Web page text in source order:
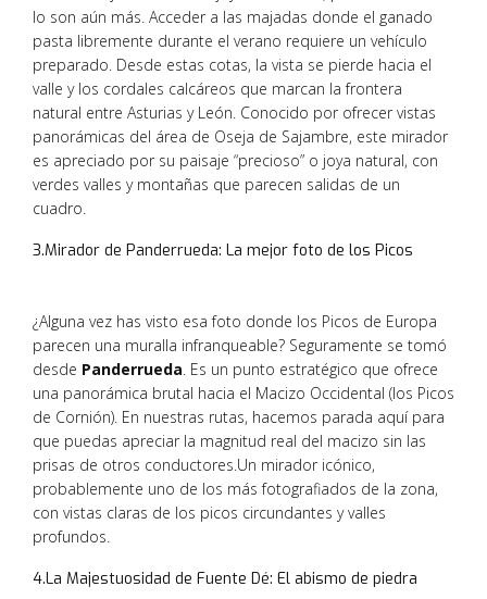
lo son aún más. Acceder a las majadas donde el ganado
pasta libremente durante el verano requiere un vehículo
preparado. Desde estas cotas, la vista se pierde hacia el
valle y los cordales calcáreos que marcan la frontera
natural entre Asturias y León. Conocido por ofrecer vistas
panorámicas del área de Oseja de Sajambre, este mirador
es apreciado por su paisaje “precioso” o joya natural, con
verdes valles y montañas que parecen salidas de un
cuadro.
3.Mirador de Panderrueda: La mejor foto de los Picos
¿Alguna vez has visto esa foto donde los Picos de Europa
parecen una muralla infranqueable? Seguramente se tomó
desde Panderrueda. Es un punto estratégico que ofrece
una panorámica brutal hacia el Macizo Occidental (los Picos
de Cornión). En nuestras rutas, hacemos parada aquí para
que puedas apreciar la magnitud real del macizo sin las
prisas de otros conductores.Un mirador icónico,
probablemente uno de los más fotografiados de la zona,
con vistas claras de los picos circundantes y valles
profundos.
4.La Majestuosidad de Fuente Dé: El abismo de piedra